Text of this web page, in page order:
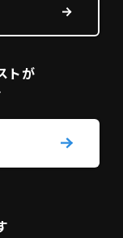
トが